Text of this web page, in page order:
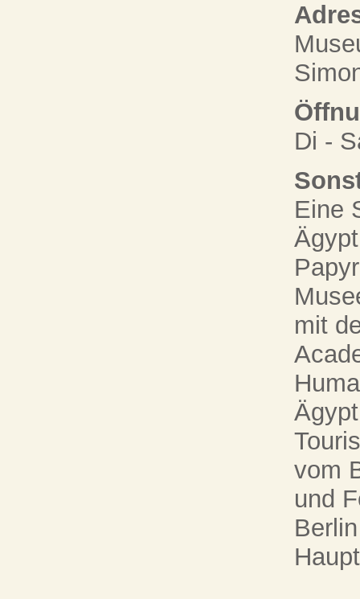
Di -
Eine
mit
vom
und